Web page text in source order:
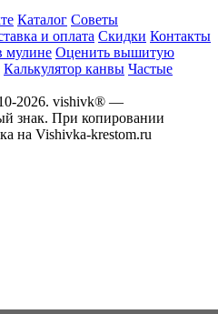
Каталог Советы
и оплата Скидки Контакты
мулине Оценить вышитую
Калькулятор канвы Частые
2026. vishivk® —
знак. При копировании
на Vishivka-krestom.ru